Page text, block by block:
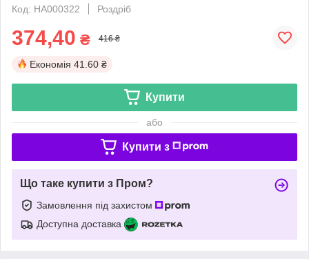
Код: НА000322
Роздріб
374,40 ₴ 416 ₴
Економія 41.60 ₴
Купити
або
Купити з
Що таке купити з Пром?
Замовлення під захистом
Доступна доставка